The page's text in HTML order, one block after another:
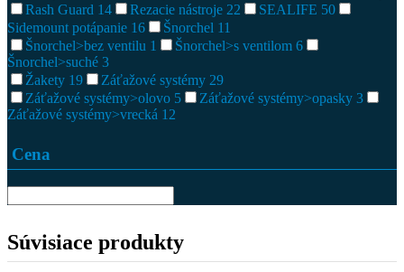
Rash Guard 14 Rezacie nástroje 22 SEALIFE 50
Sidemount potápanie 16 Šnorchel 11
Šnorchel>bez ventilu 1 Šnorchel>s ventilom 6
Šnorchel>suché 3
Žakety 19 Záťažové systémy 29
Záťažové systémy>olovo 5 Záťažové systémy>opasky 3
Záťažové systémy>vrecká 12
Cena
Súvisiace produkty